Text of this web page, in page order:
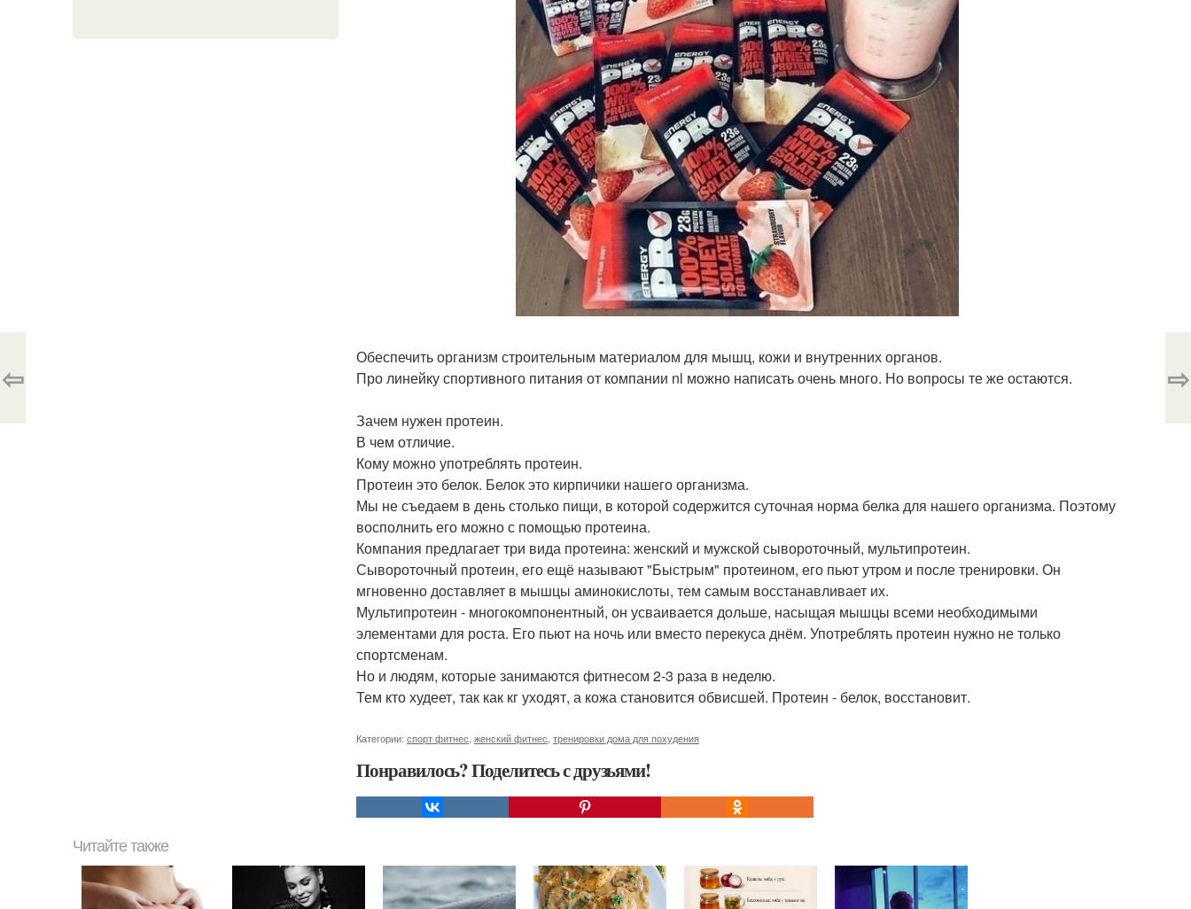
Обеспечить организм строительным материалом для мышц, кожи и внутренних органов.
Про линейку спортивного питания от компании nl можно написать очень много. Но вопросы те же остаются.
Зачем нужен протеин.
В чем отличие.
Кому можно употреблять протеин.
Протеин это белок. Белок это кирпичики нашего организма.
Мы не съедаем в день столько пищи, в которой содержится суточная норма белка для нашего организма. Поэтому
восполнить его можно с помощью протеина.
Компания предлагает три вида протеина: женский и мужской сывороточный, мультипротеин.
Сывороточный протеин, его ещё называют "Быстрым" протеином, его пьют утром и после тренировки. Он
мгновенно доставляет в мышцы аминокислоты, тем самым восстанавливает их.
Мультипротеин - многокомпонентный, он усваивается дольше, насыщая мышцы всеми необходимыми
элементами для роста. Его пьют на ночь или вместо перекуса днём. Употреблять протеин нужно не только
спортсменам.
Но и людям, которые занимаются фитнесом 2-3 раза в неделю.
Тем кто худеет, так как кг уходят, а кожа становится обвисшей. Протеин - белок, восстановит.
Категории: спорт фитнес женский фитнес тренировки дома для похудения
Понравилось? Поделитесь с друзьями!
⇦ ⇨
Читайте также